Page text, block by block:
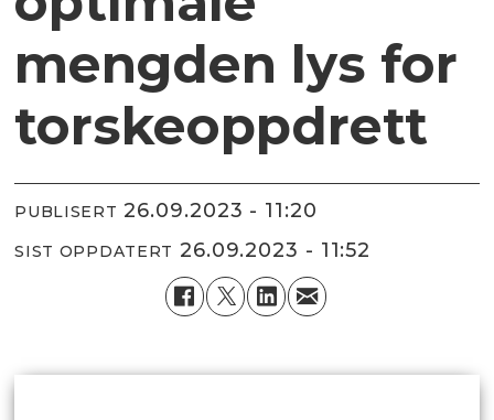
mengden lys for
torskeoppdrett
PUBLISERT 26.09.2023 - 11:20
SIST OPPDATERT 26.09.2023 - 11:52